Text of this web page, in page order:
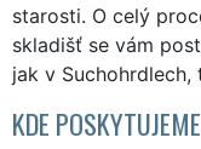
starosti. O celý
skladišť se vám
jak v
KDE